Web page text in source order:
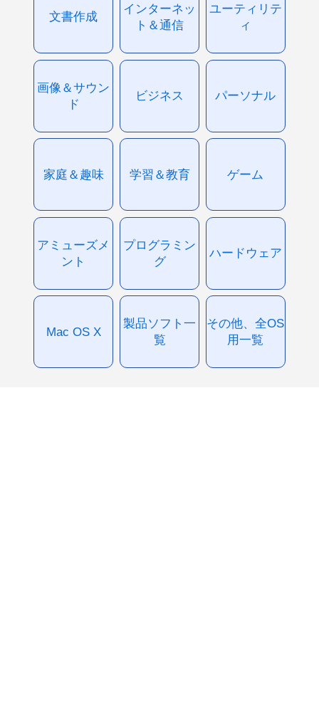
文書作成
インターネッ
ト＆通信
ユーティリテ
ィ
画像＆サウン
ド
ビジネス パーソナル
家庭＆趣味 学習＆教育 ゲーム
アミューズメ
ント
プログラミン
グ
ハードウェア
Mac OS X
製品ソフト一
覧
その他、全OS
用一覧